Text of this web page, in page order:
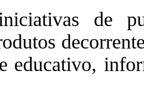
de
educativo,